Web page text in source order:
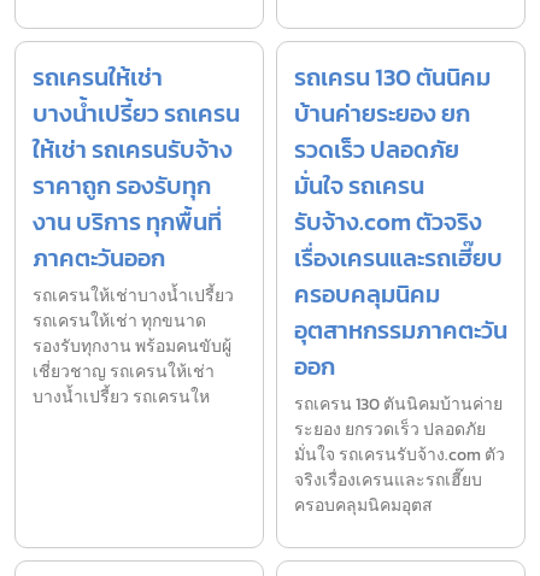
รถเครนให้เช่า
บางน้ำเปรี้ยว รถเครน
ให้เช่า รถเครนรับจ้าง
ราคาถูก รองรับทุก
งาน บริการ ทุกพื้นที่
ภาคตะวันออก
รถเครนให้เช่าบางน้ำเปรี้ยว
รถเครนให้เช่า ทุกขนาด
รองรับทุกงาน พร้อมคนขับผู้
เชี่ยวชาญ รถเครนให้เช่า
บางน้ำเปรี้ยว รถเครนให
รถเครน 130 ตันนิคม
บ้านค่ายระยอง ยก
รวดเร็ว ปลอดภัย
มั่นใจ รถเครน
รับจ้าง.com ตัวจริง
เรื่องเครนและรถเฮี๊ยบ
ครอบคลุมนิคม
อุตสาหกรรมภาคตะวัน
ออก
รถเครน 130 ตันนิคมบ้านค่าย
ระยอง ยกรวดเร็ว ปลอดภัย
มั่นใจ รถเครนรับจ้าง.com ตัว
จริงเรื่องเครนและรถเฮี๊ยบ
ครอบคลุมนิคมอุตส